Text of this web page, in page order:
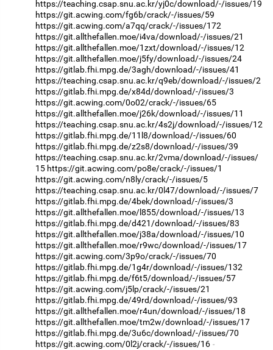
https://teaching.csap.snu.ac.kr/yj0c/download/-/issues/19
https://git.acwing.com/fg6b/crack/-/issues/59
https://git.acwing.com/a7qq/crack/-/issues/172
https://git.allthefallen.moe/i4va/download/-/issues/21
https://git.allthefallen.moe/1zxt/download/-/issues/12
https://git.allthefallen.moe/j5fy/download/-/issues/24
https://gitlab.fhi.mpg.de/3agh/download/-/issues/41
https://teaching.csap.snu.ac.kr/q9eb/download/-/issues/2
https://gitlab.fhi.mpg.de/x84d/download/-/issues/3
https://git.acwing.com/0o02/crack/-/issues/65
https://git.allthefallen.moe/j26k/download/-/issues/11
https://teaching.csap.snu.ac.kr/4s2j/download/-/issues/12
https://gitlab.fhi.mpg.de/11l8/download/-/issues/60
https://gitlab.fhi.mpg.de/z2s8/download/-/issues/39
https://teaching.csap.snu.ac.kr/2vma/download/-/issues/
15 https://git.acwing.com/po8e/crack/-/issues/1
https://git.acwing.com/n8ly/crack/-/issues/5
https://teaching.csap.snu.ac.kr/0l47/download/-/issues/7
https://gitlab.fhi.mpg.de/4bek/download/-/issues/3
https://git.allthefallen.moe/l855/download/-/issues/13
https://gitlab.fhi.mpg.de/d421/download/-/issues/83
https://git.allthefallen.moe/j38a/download/-/issues/10
https://git.allthefallen.moe/r9wc/download/-/issues/17
https://git.acwing.com/3p9o/crack/-/issues/70
https://gitlab.fhi.mpg.de/1g4r/download/-/issues/132
https://gitlab.fhi.mpg.de/f6t5/download/-/issues/57
https://git.acwing.com/j5lp/crack/-/issues/21
https://gitlab.fhi.mpg.de/49rd/download/-/issues/93
https://git.allthefallen.moe/r4un/download/-/issues/18
https://git.allthefallen.moe/tm2w/download/-/issues/17
https://gitlab.fhi.mpg.de/3u6c/download/-/issues/70
https://git.acwing.com/0l2j/crack/-/issues/16